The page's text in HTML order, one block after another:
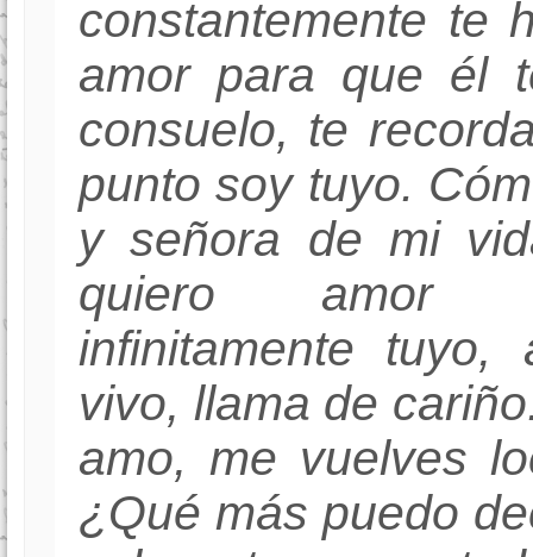
constantemente te
amor para que él
consuelo, te
punto soy tuyo.
y señora de mi
quiero amor
infinitamente
vivo, llama de
amo, me vuelves
¿Qué más puedo